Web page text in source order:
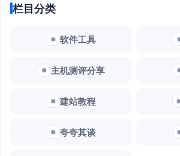
栏目分类
软件工具
主机测评分享
建站教程
夸夸其谈